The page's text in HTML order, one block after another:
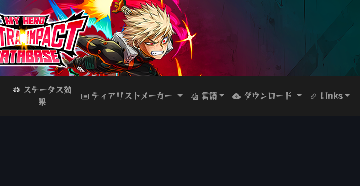
ステータス効
果
ティアリストメーカー 言語 ダウンロード Links